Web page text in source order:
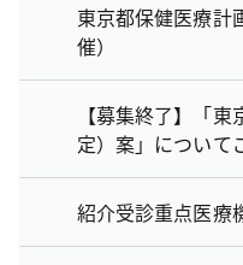
東京都保健医療計
催）
【募集終了】「
定）案」について
紹介受診重点医療